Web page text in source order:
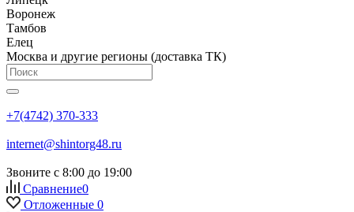
Воронеж
Тамбов
Елец
Москва и другие регионы (доставка ТК)
+7(4742) 370-333
internet@shintorg48.ru
Звоните с 8:00 до 19:00
Сравнение0
Отложенные 0